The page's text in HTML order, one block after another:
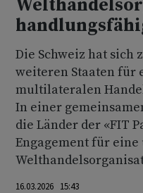
Die Schweiz hat sich
weiteren Staaten für
multilateralen
In einer
die Länder der «FIT
Engagement für eine
16.03.2026 15:43